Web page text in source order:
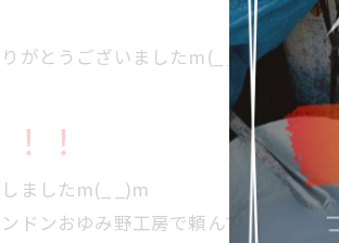
がとうございましたm(_ _)m
！
ましたm(_ _)m
ドンおゆみ野工房で頼んでよかったと